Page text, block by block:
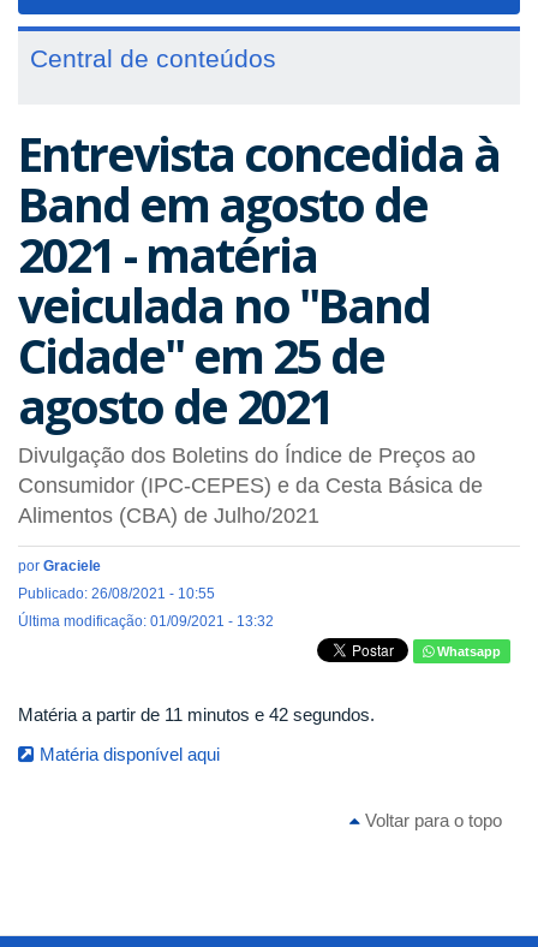
Central de conteúdos
Entrevista concedida à
Band em agosto de
2021 - matéria
veiculada no "Band
Cidade" em 25 de
agosto de 2021
Divulgação dos Boletins do Índice de Preços ao
Consumidor (IPC-CEPES) e da Cesta Básica de
Alimentos (CBA) de Julho/2021
por Graciele
Publicado: 26/08/2021 - 10:55
Última modificação: 01/09/2021 - 13:32
Whatsapp
Matéria a partir de 11 minutos e 42 segundos.
Matéria disponível aqui
Voltar para o topo